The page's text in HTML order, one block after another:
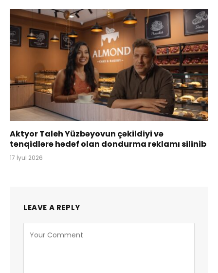
Aktyor Taleh Yüzbəyovun çəkildiyi və
tənqidlərə hədəf olan dondurma reklamı silinib
17 İyul 2026
LEAVE A REPLY